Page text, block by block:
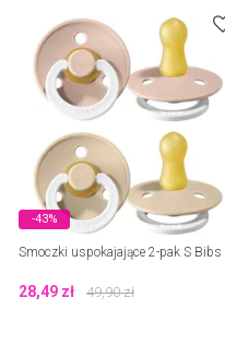
-43%
Smoczki uspokajające 2-pak S Bibs
28,49 zł 49,90zł